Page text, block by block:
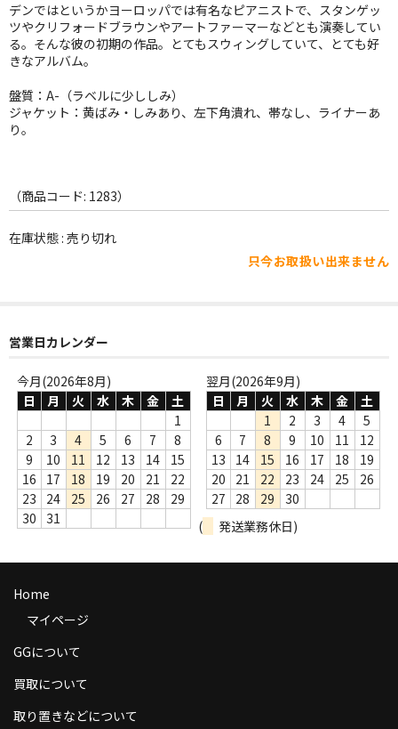
JAZZ-VOCAL
J-POP
FOLK,SSW
その他
7INC
Webのみ no.2
Webのみ no.3
売り切れ
Help
送料
返品
コンディション
Privacy Policy
デンではというかヨーロッパでは有名なピアニストで、スタンゲッ
ツやクリフォードブラウンやアートファーマーなどとも演奏してい
る。そんな彼の初期の作品。とてもスウィングしていて、とても好
きなアルバム。
盤質：A-（ラベルに少ししみ）
ジャケット：黄ばみ・しみあり、左下角潰れ、帯なし、ライナーあ
り。
（商品コード: 1283）
在庫状態 : 売り切れ
只今お取扱い出来ません
営業日カレンダー
今月(2026年8月)
日
月 火 水 木 金
土
1
2
3 4 5 6 7
8
9
10 11 12 13 14
15
16
17 18 19 20 21
22
23
24 25 26 27 28
29
30
31
翌月(2026年9月)
日
月 火 水 木 金
土
1
2 3 4
5
6
7 8 9 10 11
12
13
14 15 16 17 18
19
20
21 22 23 24 25
26
27
28 29
30
(
発送業務休日)
Home
マイページ
GGについて
買取について
取り置きなどについて